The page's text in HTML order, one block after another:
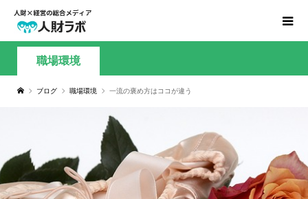
職場環境
ブログ 職場環境 一流の褒め方はココが違う